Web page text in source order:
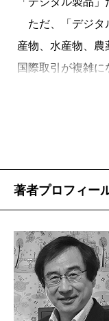
ただ、「デジタ
産物、水産物、
国際取引が複雑に
「成分不明」「
性も高いのです。
う点にあり、そう
ら不可逆的に生じ
本書では、現代
摘し、あわせて消
著者プロフィー